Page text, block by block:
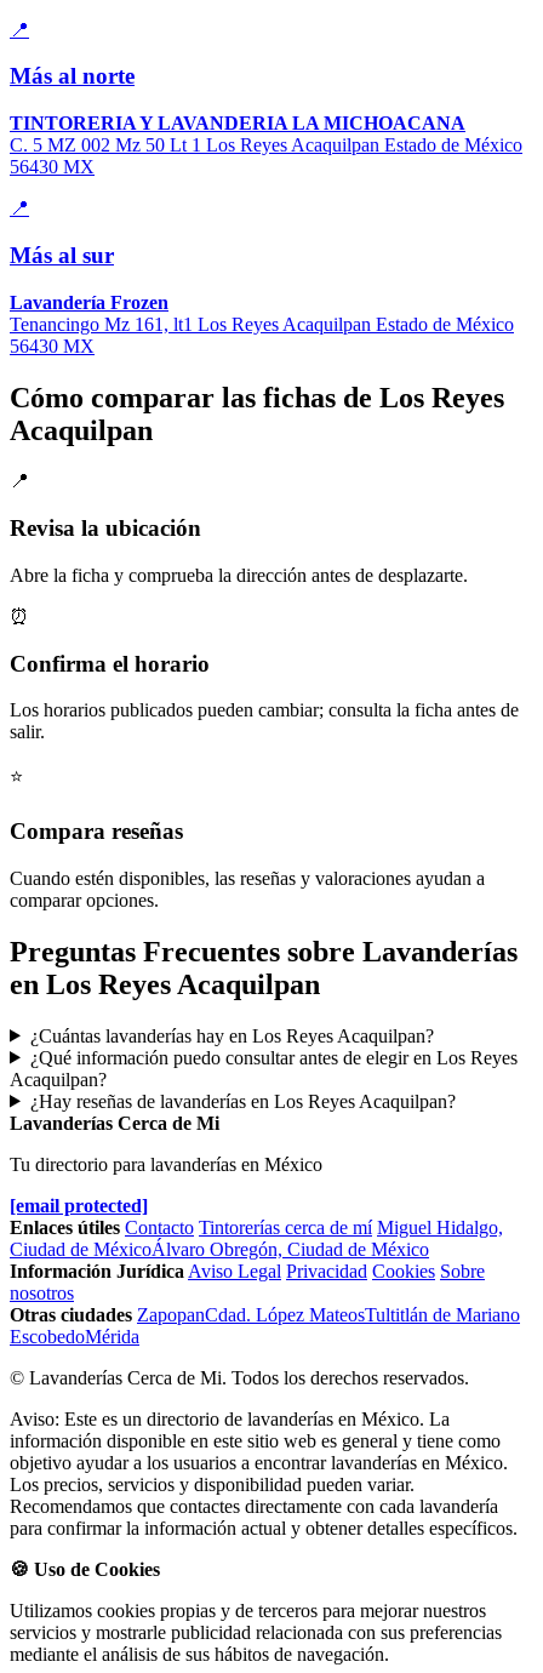
📍
Más al norte
TINTORERIA Y LAVANDERIA LA MICHOACANA
C. 5 MZ 002 Mz 50 Lt 1 Los Reyes Acaquilpan Estado de México
56430 MX
📍
Más al sur
Lavandería Frozen
Tenancingo Mz 161, lt1 Los Reyes Acaquilpan Estado de México
56430 MX
Cómo comparar las fichas de Los Reyes
Acaquilpan
📍
Revisa la ubicación
Abre la ficha y comprueba la dirección antes de desplazarte.
⏰
Confirma el horario
Los horarios publicados pueden cambiar; consulta la ficha antes de
salir.
⭐
Compara reseñas
Cuando estén disponibles, las reseñas y valoraciones ayudan a
comparar opciones.
Preguntas Frecuentes sobre Lavanderías
en Los Reyes Acaquilpan
¿Cuántas lavanderías hay en Los Reyes Acaquilpan?
¿Qué información puedo consultar antes de elegir en Los Reyes
Acaquilpan?
¿Hay reseñas de lavanderías en Los Reyes Acaquilpan?
Lavanderías Cerca de Mi
Tu directorio para lavanderías en México
[email protected]
Enlaces útiles Contacto Tintorerías cerca de mí Miguel Hidalgo,
Ciudad de MéxicoÁlvaro Obregón, Ciudad de México
Información Jurídica Aviso Legal Privacidad Cookies Sobre
nosotros
Otras ciudades ZapopanCdad. López MateosTultitlán de Mariano
EscobedoMérida
© Lavanderías Cerca de Mi. Todos los derechos reservados.
Aviso: Este es un directorio de lavanderías en México. La
información disponible en este sitio web es general y tiene como
objetivo ayudar a los usuarios a encontrar lavanderías en México.
Los precios, servicios y disponibilidad pueden variar.
Recomendamos que contactes directamente con cada lavandería
para confirmar la información actual y obtener detalles específicos.
🍪 Uso de Cookies
Utilizamos cookies propias y de terceros para mejorar nuestros
servicios y mostrarle publicidad relacionada con sus preferencias
mediante el análisis de sus hábitos de navegación.